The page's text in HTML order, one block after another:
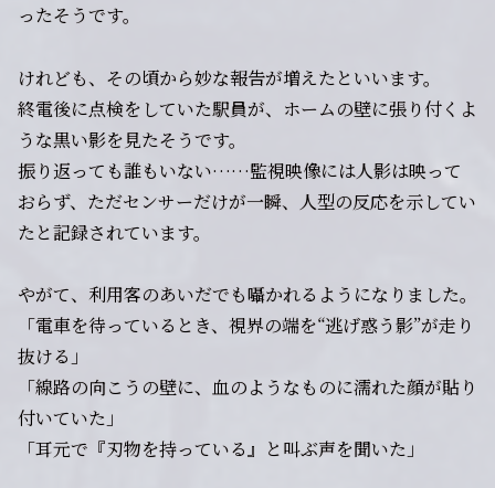
ったそうです。
けれども、その頃から妙な報告が増えたといいます。
終電後に点検をしていた駅員が、ホームの壁に張り付くよ
うな黒い影を見たそうです。
振り返っても誰もいない……監視映像には人影は映って
おらず、ただセンサーだけが一瞬、人型の反応を示してい
たと記録されています。
やがて、利用客のあいだでも囁かれるようになりました。
「電車を待っているとき、視界の端を“逃げ惑う影”が走り
抜ける」
「線路の向こうの壁に、血のようなものに濡れた顔が貼り
付いていた」
「耳元で『刃物を持っている』と叫ぶ声を聞いた」